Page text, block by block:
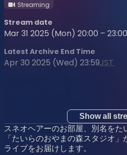
Streaming
Stream date
Mar 31 2025 (Mon) 20:00 – 23:00
Latest Archive End Time
Apr 30 2025 (Wed) 23:59JST
Show all
スネオヘアーのお部屋、別名をた
「たいらのおやまの森スタジオ
ライブをお届けします。